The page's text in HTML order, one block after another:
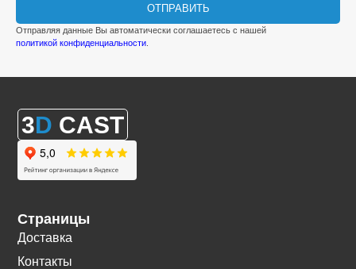
ОТПРАВИТЬ
Отправляя данные Вы автоматически соглашаетесь с нашей
политикой конфиденциальности
3D CAST
Страницы
Доставка
Контакты